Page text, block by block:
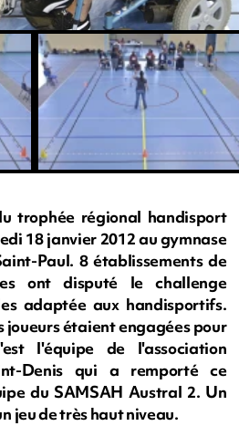
trophée régional handisport
18 janvier 2012 au gymnase
Paul. 8 établissements de
ont disputé le challenge
adaptée aux handisportifs.
joueurs étaient engagées pour
l'équipe de l'association
Denis qui a remporté ce
du SAMSAH Austral 2. Un
jeu de très haut niveau.